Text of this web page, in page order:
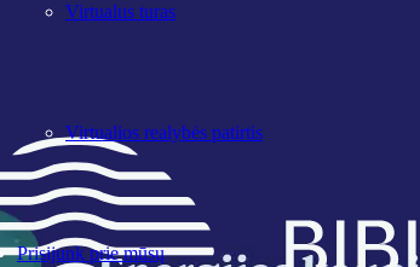
Virtualus turas
Virtualios realybės patirtis
Prisijunk prie mūsų